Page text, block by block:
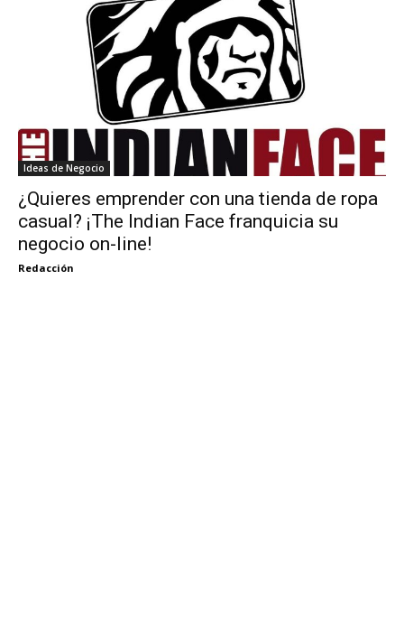
Ideas de Negocio
¿Quieres emprender con una tienda de ropa
casual? ¡The Indian Face franquicia su
negocio on-line!
Redacción